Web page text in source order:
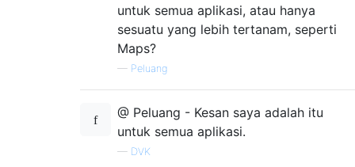
untuk semua aplikasi, atau hanya
sesuatu yang lebih tertanam, seperti
Maps?
— Peluang
@ Peluang - Kesan saya adalah itu
untuk semua aplikasi.
— DVK